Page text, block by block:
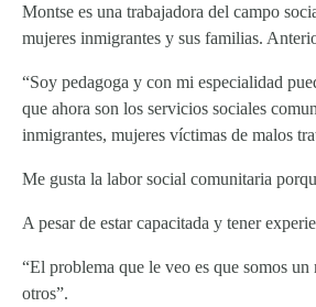
Montse es una trabajadora del campo
mujeres inmigrantes y sus familias.
“Soy pedagoga y con mi especialidad
que ahora son los servicios sociales
inmigrantes, mujeres víctimas de malos
Me gusta la labor social comunitaria
A pesar de estar capacitada y tener
“El problema que le veo es que somos
otros”.